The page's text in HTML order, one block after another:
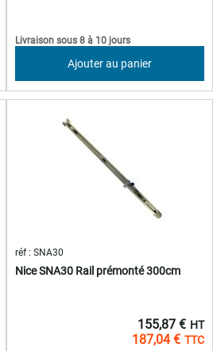
Livraison sous 8 à 10 jours
Ajouter au panier
Nice SNA30 Rail prémonté 300cm
réf : SNA30
187,04 €
155,87 €